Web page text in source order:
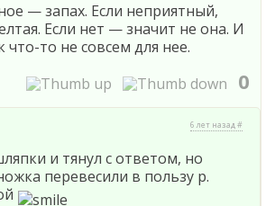
— запах. Если неприятный,
Если нет — значит не она. И
то не совсем для нее.
0
6 лет назад #
и тянул с ответом, но
перевесили в пользу р.